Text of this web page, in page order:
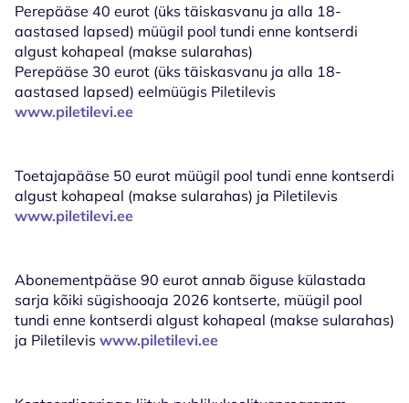
Perepääse 40 eurot (üks täiskasvanu ja alla 18-
aastased lapsed) müügil pool tundi enne kontserdi
algust kohapeal (makse sularahas)
Perepääse 30 eurot (üks täiskasvanu ja alla 18-
aastased lapsed) eelmüügis Piletilevis
www.piletilevi.ee
Toetajapääse 50 eurot müügil pool tundi enne kontserdi
algust kohapeal (makse sularahas) ja Piletilevis
www.piletilevi.ee
Abonementpääse 90 eurot annab õiguse külastada
sarja kõiki sügishooaja 2026 kontserte, müügil pool
tundi enne kontserdi algust kohapeal (makse sularahas)
ja Piletilevis www.piletilevi.ee